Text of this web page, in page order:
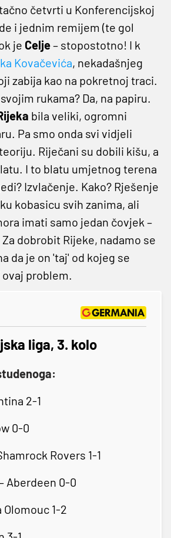
četvrti u Konferencijskoj
i jednim remijem (te gol
je Celje– stopostotno! I k
Kovačevića, nekadašnjeg
zabija kao na pokretnoj traci.
rukama? Da, na papiru.
bila veliki, ogromni
Pa smo onda svi vidjeli
Riječani su dobili kišu, a
I to blatu umjetnog terena
Izvlačenje. Kako? Rješenje
kobasicu svih zanima, ali
imati samo jedan čovjek –
Za dobrobit Rijeke, nadamo se
da je on 'taj' od kojeg se
problem.
liga, 3. kolo
2-1
0-0
Rovers 1-1
Aberdeen 0-0
Olomouc 1-2